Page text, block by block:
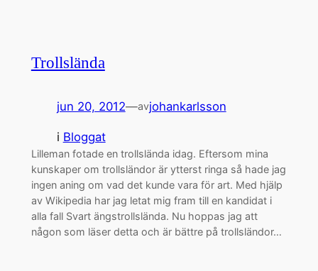
Trollslända
jun 20, 2012—avjohankarlsson
i Bloggat
Lilleman fotade en trollslända idag. Eftersom mina
kunskaper om trollsländor är ytterst ringa så hade jag
ingen aning om vad det kunde vara för art. Med hjälp
av Wikipedia har jag letat mig fram till en kandidat i
alla fall Svart ängstrollslända. Nu hoppas jag att
någon som läser detta och är bättre på trollsländor…